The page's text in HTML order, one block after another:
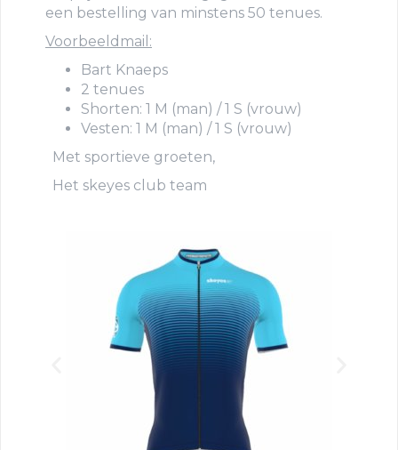
een bestelling van minstens 50 tenues.
Voorbeeldmail:
Bart Knaeps
2 tenues
Shorten: 1 M (man) / 1 S (vrouw)
Vesten: 1 M (man) / 1 S (vrouw)
Met sportieve groeten,
Het skeyes club team